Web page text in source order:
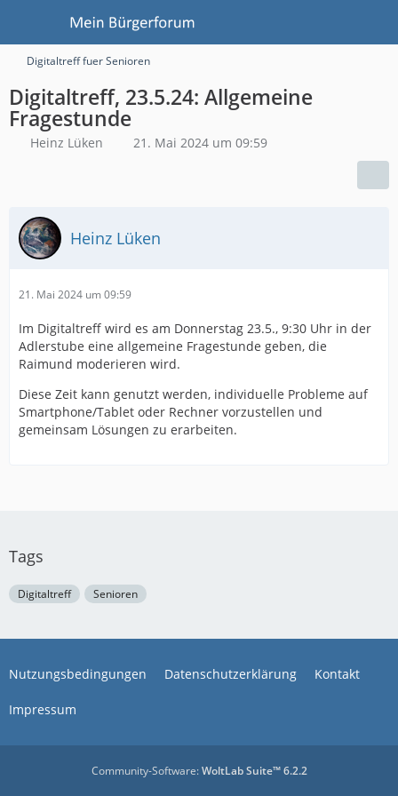
Digitaltreff fuer Senioren
Digitaltreff, 23.5.24: Allgemeine
Fragestunde
Heinz Lüken 21. Mai 2024 um 09:59
Heinz Lüken
21. Mai 2024 um 09:59
Im Digitaltreff wird es am Donnerstag 23.5., 9:30 Uhr in der
Adlerstube eine allgemeine Fragestunde geben, die
Raimund moderieren wird.
Diese Zeit kann genutzt werden, individuelle Probleme auf
Smartphone/Tablet oder Rechner vorzustellen und
gemeinsam Lösungen zu erarbeiten.
Tags
Digitaltreff Senioren
Nutzungsbedingungen Datenschutzerklärung Kontakt
Impressum
Community-Software:WoltLab Suite™ 6.2.2